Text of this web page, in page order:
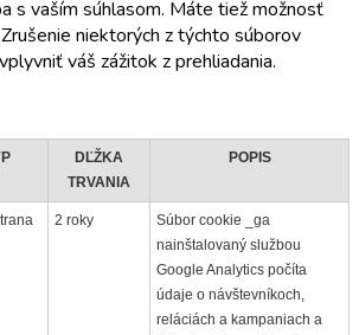
s vaším súhlasom. Máte tiež možnosť
niektorých z týchto súborov
váš zážitok z prehliadania.
DĽŽKA
TRVANIA
POPIS
2 roky
Súbor cookie _ga
nainštalovaný službou
Google Analytics počíta
údaje o návštevníkoch,
reláciách a kampaniach a